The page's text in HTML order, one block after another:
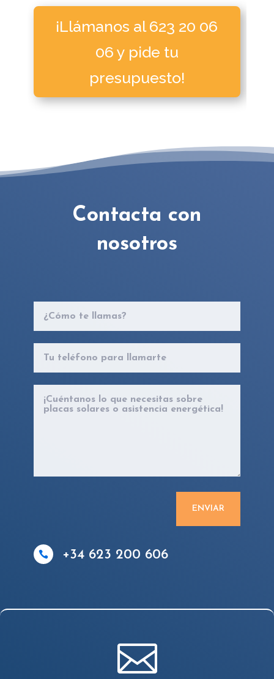
¡Llámanos al 623 20 06
06 y pide tu
presupuesto!
Contacta con
nosotros
ENVIAR
 +34 623 200 606
